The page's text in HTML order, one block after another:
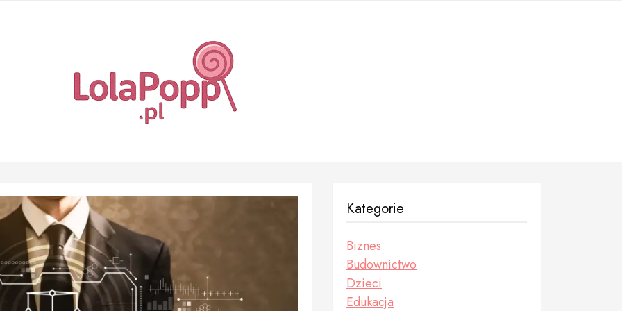
Kategorie
Biznes
Budownictwo
Dzieci
Edukacja